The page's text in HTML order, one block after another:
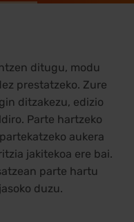
ditugu, modu
prestatzeko. Zure
ditzakezu, edizio
Parte hartzeko
aukera
jakitekoa ere bai.
parte hartu
duzu.